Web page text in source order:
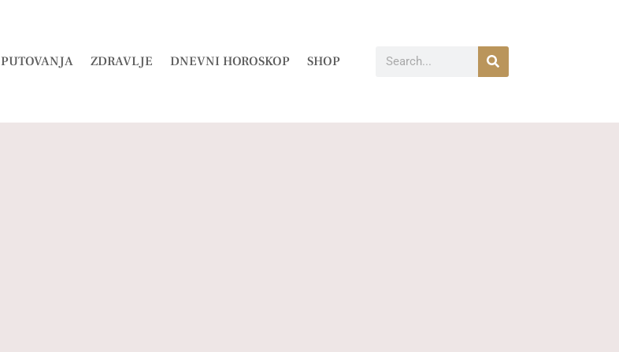
PUTOVANJA ZDRAVLJE DNEVNI HOROSKOP SHOP